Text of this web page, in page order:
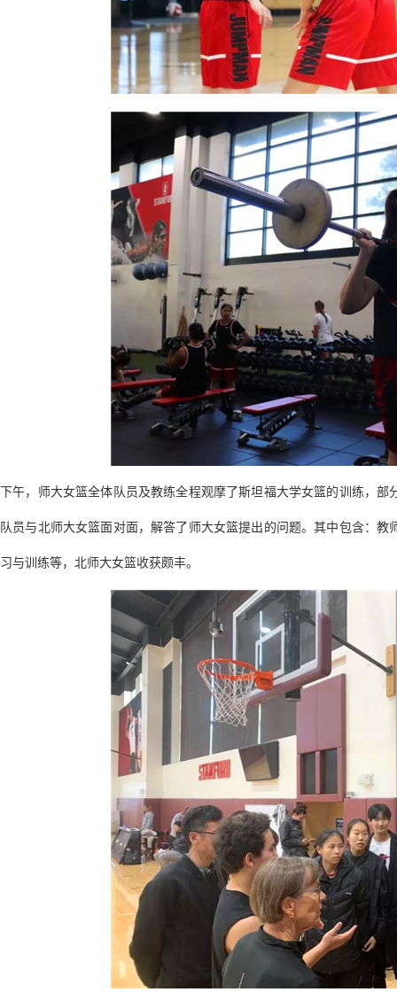
下午，师大女篮全体队员及教练全程观摩了斯坦福大学女篮的训练，
队员与北师大女篮面对面，解答了师大女篮提出的问题。其中包含：
习与训练等，北师大女篮收获颇丰。